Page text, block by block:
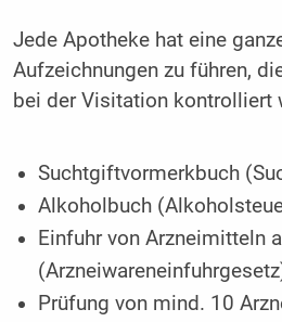
Jede Apotheke hat eine
Aufzeichnungen zu führen,
bei der Visitation kontrolliert
Suchtgiftvormerkbuch
Alkoholbuch
Einfuhr von Arzneimitteln
Prüfung von mind. 10